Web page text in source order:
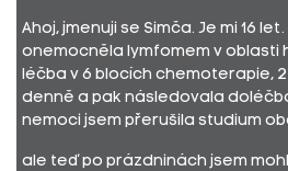
Ahoj, jmenuji se Simča. Je mi 16
onemocněla lymfomem v oblasti
léčba v 6 blocích chemoterapie,
denně a pak následovala
nemoci jsem přerušila studium
ale teď po prázdninách jsem